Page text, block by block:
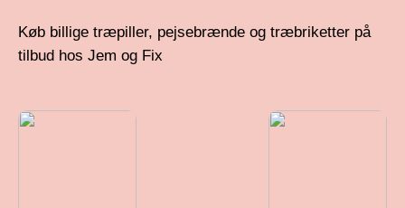
Køb billige træpiller, pejsebrænde og træbriketter på
tilbud hos Jem og Fix